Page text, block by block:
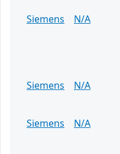
Siemens
N/A
Siemens
N/A
Siemens
N/A